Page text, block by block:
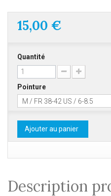
15,00 €
Quantité
Pointure
Ajouter au panier
Description